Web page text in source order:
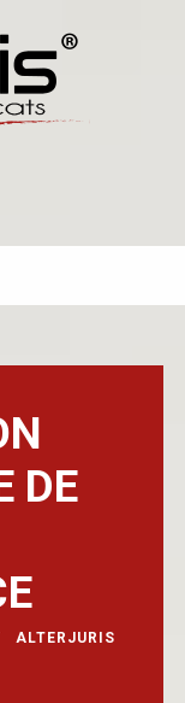
DE
ALTERJURIS